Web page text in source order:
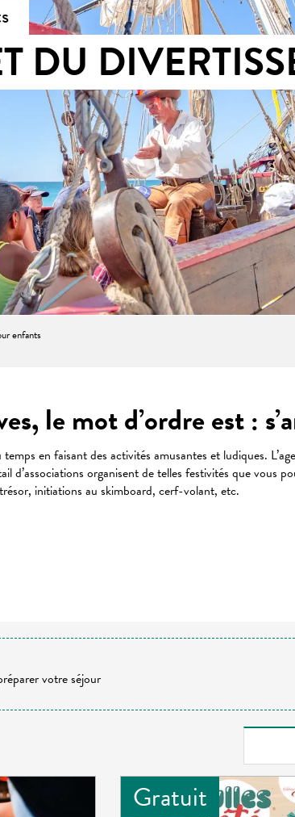
DU
enfants
le mot d’ordre est :
en faisant des activités amusantes et ludiques.
d’associations organisent de telles festivités que vous
initiations au skimboard, cerf-volant, etc.
votre séjour
Gratuit